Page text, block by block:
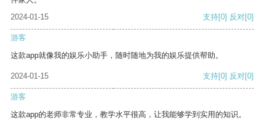
2024-01-15
支持[0] 反对[0]
游客
这款app就像我的娱乐小助手，随时随地为我的娱乐提供帮助。
2024-01-15 支持[0] 反对[0]
游客
这款app的老师非常专业，教学水平很高，让我能够学到实用的知识。